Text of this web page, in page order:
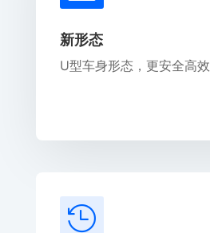
新形态
U型车身形态，更安全高效
